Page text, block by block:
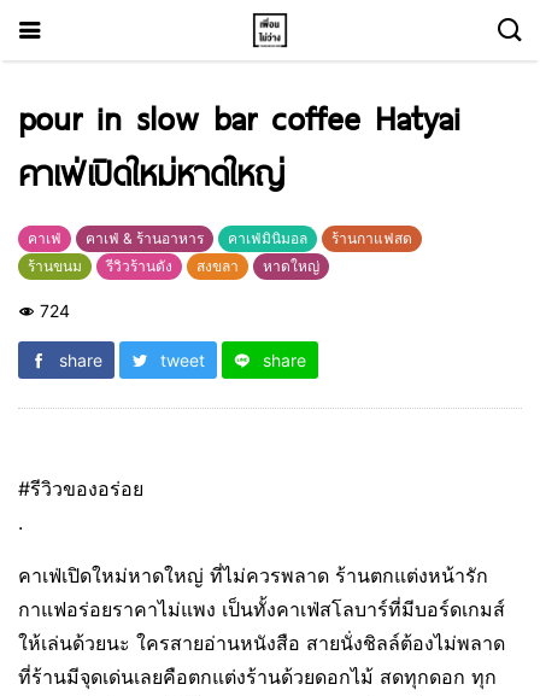
pour in slow bar coffee Hatyai
คาเฟ่เปิดใหม่หาดใหญ่
คาเฟ่ คาเฟ่ & ร้านอาหาร คาเฟ่มินิมอล
ร้านกาแฟสด
ร้านขนม
รีวิวร้านดัง สงขลา หาดใหญ่
724
share tweet share
#รีวิวของอร่อย
.
คาเฟ่เปิดใหม่หาดใหญ่ ที่ไม่ควรพลาด ร้านตกแต่งหน้ารัก
กาแฟอร่อยราคาไม่แพง เป็นทั้งคาเฟ่สโลบาร์ที่มีบอร์ดเกมส์
ให้เล่นด้วยนะ ใครสายอ่านหนังสือ สายนั่งชิลล์ต้องไม่พลาด
ที่ร้านมีจุดเด่นเลยคือตกแต่งร้านด้วยดอกไม้ สดทุกดอก ทุก